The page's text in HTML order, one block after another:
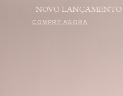
NOVO LANÇAMENTO
COMPRE AGORA